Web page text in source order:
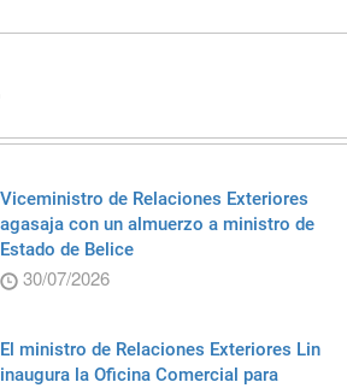
Viceministro de Relaciones Exteriores
agasaja con un almuerzo a ministro de
Estado de Belice
30/07/2026
El ministro de Relaciones Exteriores Lin
inaugura la Oficina Comercial para